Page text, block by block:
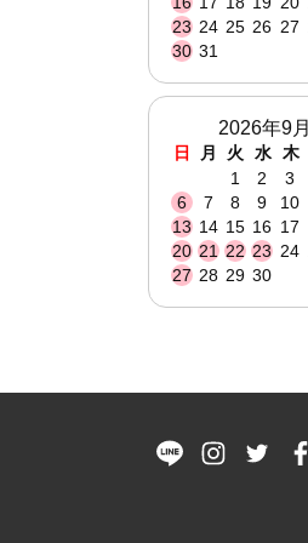
23 24 25 26 27
30 31
2026年9月
日 月 火 水 木
1
2 3
6
7 8 9 10
13 14 15 16 17
20 21 22 23 24
27 28 29 30